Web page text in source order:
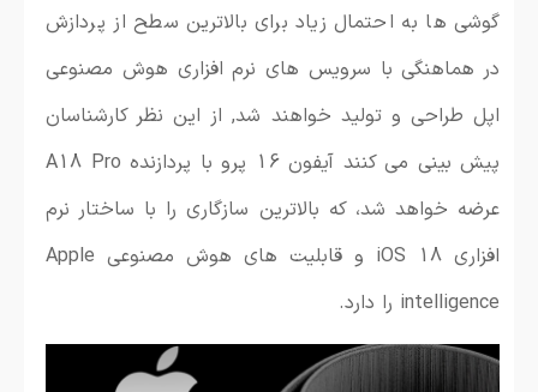
گوشی ها به احتمال زیاد برای بالاترین سطح از پردازش
در هماهنگی با سرویس های نرم افزاری هوش مصنوعی
اپل طراحی و تولید خواهند شد, از این نظر کارشناسان
پیش بینی می کنند آیفون 16 پرو با پردازنده A18 Pro
عرضه خواهد شد، که بالاترین سازگاری را با ساختار نرم
افزاری iOS 18 و قابلیت های هوش مصنوعی Apple
intelligence را دارد.